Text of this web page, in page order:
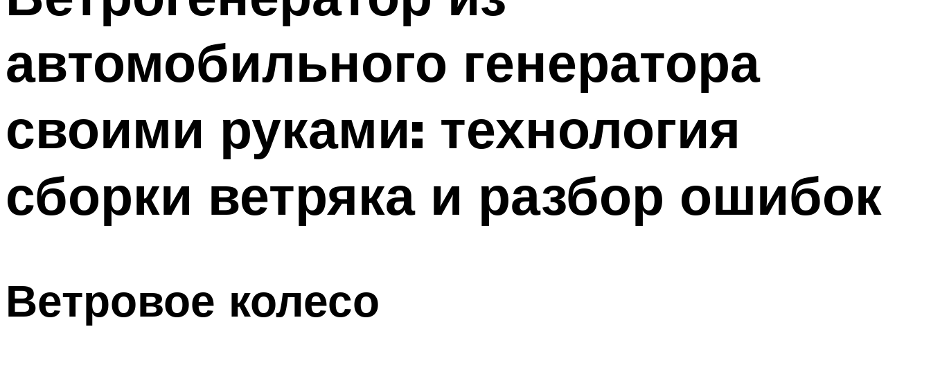
автомобильного генератора
своими руками: технология
сборки ветряка и разбор ошибок
Ветровое колесо